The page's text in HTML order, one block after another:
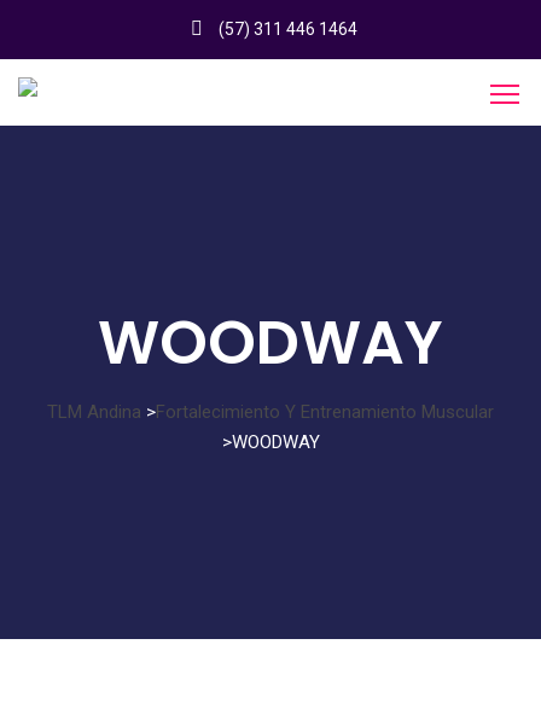
(57) 311 446 1464
WOODWAY
TLM Andina >Fortalecimiento Y Entrenamiento Muscular
>WOODWAY